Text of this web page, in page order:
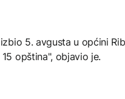
5. avgusta u općini
opština", objavio je.